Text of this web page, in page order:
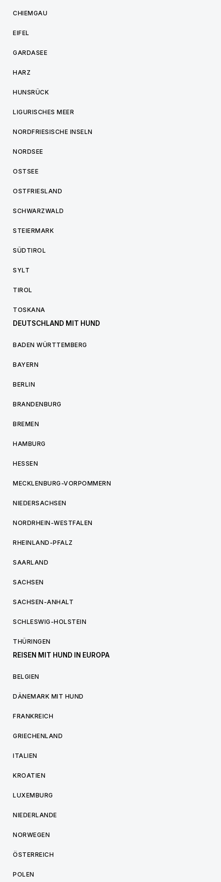
CHIEMGAU
EIFEL
GARDASEE
HARZ
HUNSRÜCK
LIGURISCHES MEER
NORDFRIESISCHE INSELN
NORDSEE
OSTSEE
OSTFRIESLAND
SCHWARZWALD
STEIERMARK
SÜDTIROL
SYLT
TIROL
TOSKANA
DEUTSCHLAND MIT HUND
BADEN WÜRTTEMBERG
BAYERN
BERLIN
BRANDENBURG
BREMEN
HAMBURG
HESSEN
MECKLENBURG-VORPOMMERN
NIEDERSACHSEN
NORDRHEIN-WESTFALEN
RHEINLAND-PFALZ
SAARLAND
SACHSEN
SACHSEN-ANHALT
SCHLESWIG-HOLSTEIN
THÜRINGEN
REISEN MIT HUND IN EUROPA
BELGIEN
DÄNEMARK MIT HUND
FRANKREICH
GRIECHENLAND
ITALIEN
KROATIEN
LUXEMBURG
NIEDERLANDE
NORWEGEN
ÖSTERREICH
POLEN